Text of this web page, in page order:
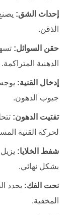
إحداث الشق:
الذقن.
حقن السوائل:
الدهنية المتراكمة.
إدخال القنية:
جيوب الدهون.
تفتيت الدهون:
لحركة القنية
شفط الخلايا:
بشكل نهائي.
نحت الفك: يحدد
المخفية.